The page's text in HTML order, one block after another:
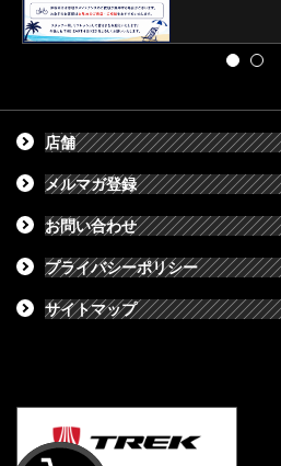
店舗
メルマガ登録
お問い合わせ
プライバシーポリシー
サイトマップ